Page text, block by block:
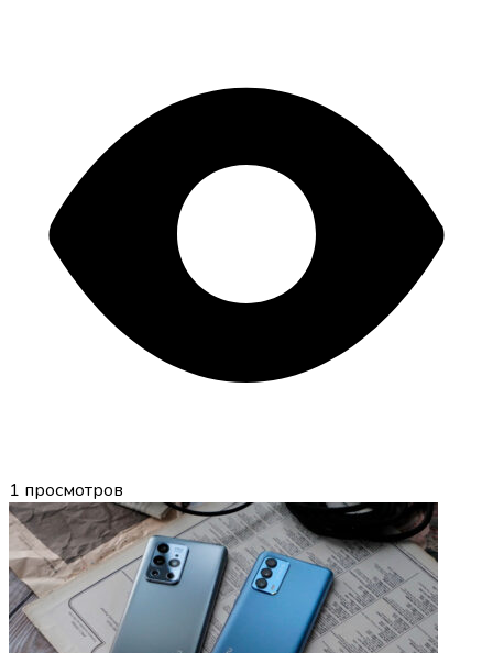
1 просмотров